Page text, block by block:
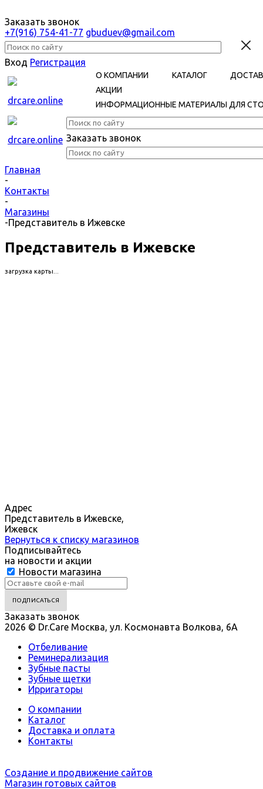
Заказать звонок
+7(916) 754-41-77 gbuduev@gmail.com
Вход Регистрация
О КОМПАНИИ КАТАЛОГ
АКЦИИ
ИНФОРМАЦИОННЫЕ МАТЕРИАЛЫ ДЛЯ
Заказать звонок
Главная
-
Контакты
-
Магазины
-Представитель в Ижевске
Представитель в Ижевске
загрузка карты...
Адрес
Представитель в Ижевске,
Ижевск
Вернуться к списку магазинов
Подписывайтесь
на новости и акции
Новости магазина
Заказать звонок
2026 © Dr.Care Москва, ул. Космонавта Волкова, 6А
Отбеливание
Реминерализация
Зубные пасты
Зубные щетки
Ирригаторы
О компании
Каталог
Доставка и оплата
Контакты
Создание и продвижение сайтов
Магазин готовых сайтов